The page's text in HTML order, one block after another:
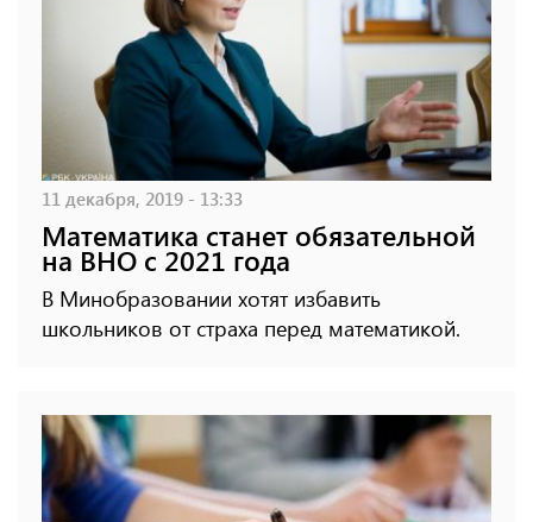
11 декабря, 2019 - 13:33
Математика станет обязательной
на ВНО с 2021 года
В Минобразовании хотят избавить
школьников от страха перед математикой.